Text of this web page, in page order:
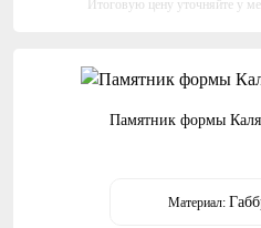
Итоговую цену уточняйте у
Памятник формы
Материал: